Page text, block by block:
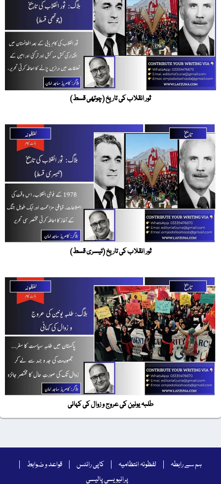
ثور انقلاب کی تاریخ (چوتھی قسط)
ثور انقلاب کی تاریخ (تیسری قسط)
طلبہ یونین کی عروج و زوال کی کہانی
ہم سے رابطہ لفظونہ انتظامیہ کاپی رائٹس
قواعد و ضوابط
پرائیویسی پالیسی